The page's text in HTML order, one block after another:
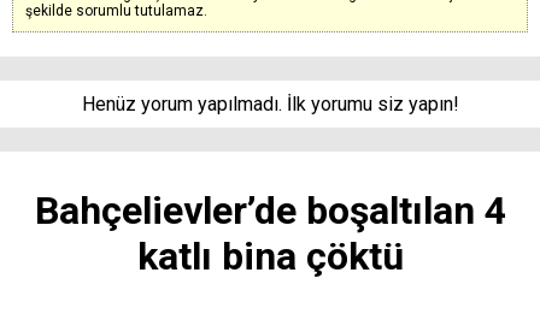
şekilde sorumlu tutulamaz.
Henüz yorum yapılmadı. İlk yorumu siz yapın!
Bahçelievler’de boşaltılan 4
katlı bina çöktü